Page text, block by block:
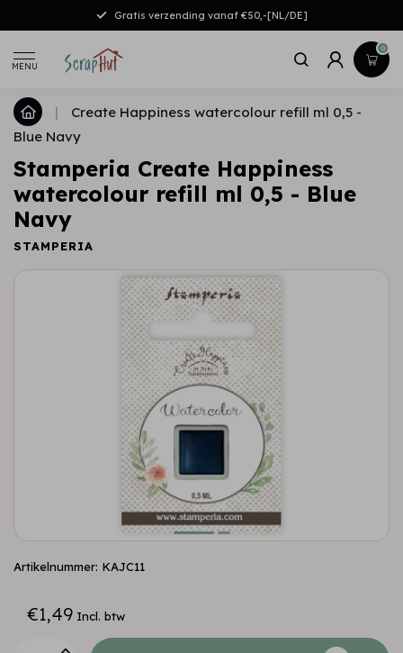
Gratis verzending vanaf €50,-[NL/DE]
MENU
0
|
Create Happiness watercolour refill ml 0,5 -
Blue Navy
Stamperia Create Happiness
watercolour refill ml 0,5 - Blue
Navy
STAMPERIA
Artikelnummer: KAJC11
€1,49 Incl. btw